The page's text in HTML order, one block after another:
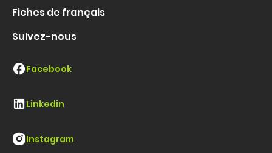
Fiches de français
Suivez-nous
Facebook
Linkedin
Instagram